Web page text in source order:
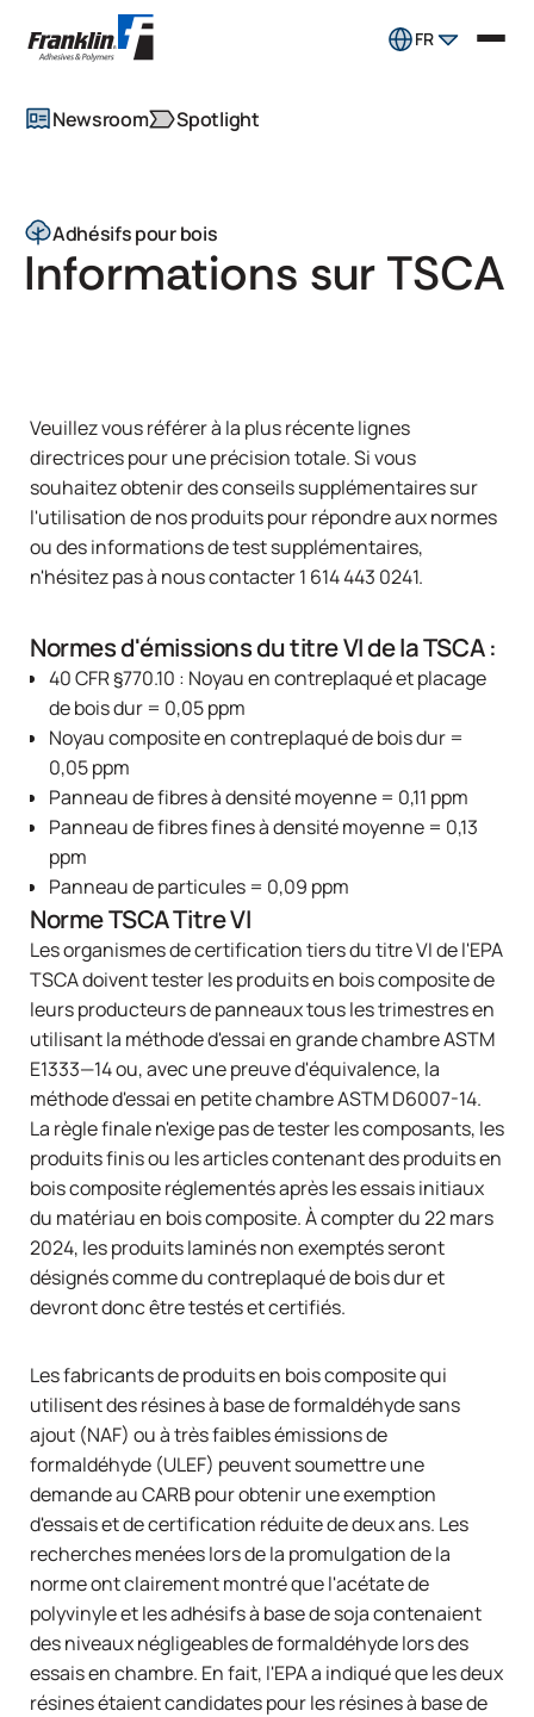
FR
Newsroom Spotlight
Adhésifs pour bois
Informations sur TSCA
Veuillez vous référer à la plus récentelignes
directricespour une précision totale. Si vous
souhaitez obtenir des conseils supplémentaires sur
l'utilisation de nos produits pour répondre aux normes
ou des informations de test supplémentaires,
n'hésitez pas à nous contacter1 614 443 0241.
Normes d'émissions du titre VI de la TSCA :
40 CFR §770.10 : Noyau en contreplaqué et placage
de bois dur = 0,05 ppm
Noyau composite en contreplaqué de bois dur =
0,05 ppm
Panneau de fibres à densité moyenne = 0,11 ppm
Panneau de fibres fines à densité moyenne = 0,13
ppm
Panneau de particules = 0,09 ppm
Norme TSCA Titre VI
Les organismes de certification tiers du titre VI de l'EPA
TSCA doivent tester les produits en bois composite de
leurs producteurs de panneaux tous les trimestres en
utilisant la méthode d'essai en grande chambre ASTM
E1333—14 ou, avec une preuve d'équivalence, la
méthode d'essai en petite chambre ASTM D6007-14.
La règle finale n'exige pas de tester les composants, les
produits finis ou les articles contenant des produits en
bois composite réglementés après les essais initiaux
du matériau en bois composite. À compter du 22 mars
2024, les produits laminés non exemptés seront
désignés comme du contreplaqué de bois dur et
devront donc être testés et certifiés.
Les fabricants de produits en bois composite qui
utilisent des résines à base de formaldéhyde sans
ajout (NAF) ou à très faibles émissions de
formaldéhyde (ULEF) peuvent soumettre une
demande au CARB pour obtenir une exemption
d'essais et de certification réduite de deux ans. Les
recherches menées lors de la promulgation de la
norme ont clairement montré que l'acétate de
polyvinyle et les adhésifs à base de soja contenaient
des niveaux négligeables de formaldéhyde lors des
essais en chambre. En fait, l'EPA a indiqué que les deux
résines étaient candidates pour les résines à base de